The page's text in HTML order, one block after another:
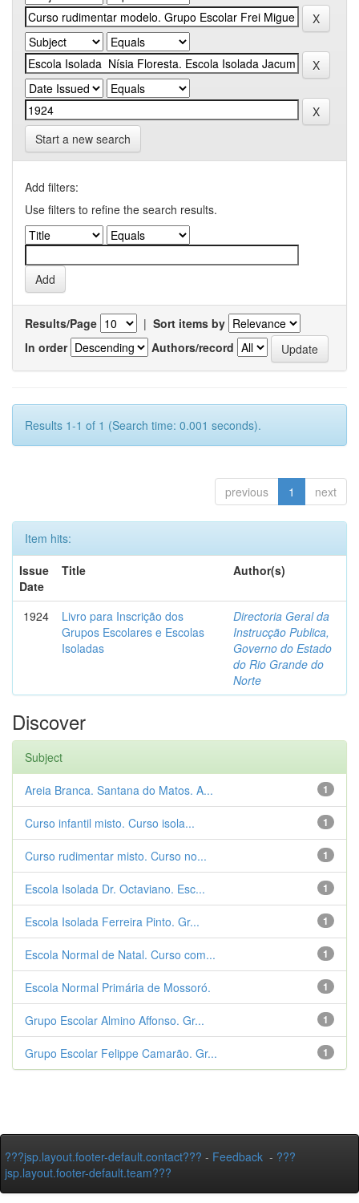
Start a new search
Add filters:
Use filters to refine the search results.
Results/Page | Sort items by
In order
Authors/record
Results 1-1 of 1 (Search time: 0.001 seconds).
previous 1 next
Item hits:
Issue
Date
Title Author(s)
1924
Livro para Inscrição dos
Grupos Escolares e Escolas
Isoladas
Directoria Geral da
Instrucção Publica,
Governo do Estado
do Rio Grande do
Norte
Discover
Subject
1
Areia Branca. Santana do Matos. A...
1
Curso infantil misto. Curso isola...
1
Curso rudimentar misto. Curso no...
1
Escola Isolada Dr. Octaviano. Esc...
1
Escola Isolada Ferreira Pinto. Gr...
1
Escola Normal de Natal. Curso com...
1
Escola Normal Primária de Mossoró.
1
Grupo Escolar Almino Affonso. Gr...
1
Grupo Escolar Felippe Camarão. Gr...
???jsp.layout.footer-default.contact??? - Feedback - ???
jsp.layout.footer-default.team???